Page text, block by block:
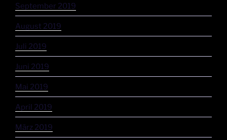
September 2019
August 2019
Juli 2019
Juni 2019
Mai 2019
April 2019
März 2019